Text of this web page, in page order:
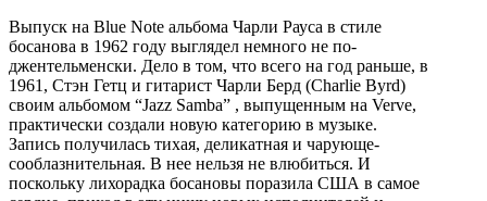
Выпуск на Blue Note альбома Чарли Рауса в стиле
босанова в 1962 году выглядел немного не по-
джентельменски. Дело в том, что всего на год раньше, в
1961, Стэн Гетц и гитарист Чарли Берд (Charlie Byrd)
своим альбомом “Jazz Samba” , выпущенным на Verve,
практически создали новую категорию в музыке.
Запись получилась тихая, деликатная и чарующе-
сооблазнительная. В нее нельзя не влюбиться. И
поскольку лихорадка босановы поразила США в самое